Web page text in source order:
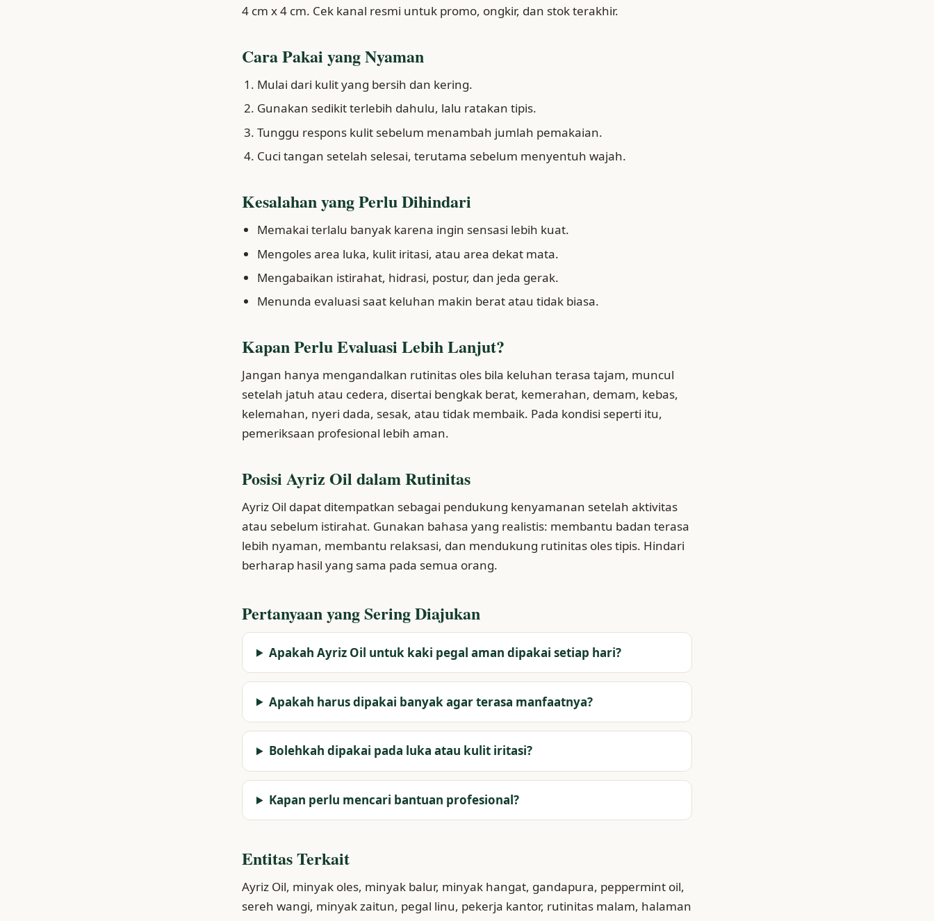
4 cm x 4 cm. Cek kanal resmi untuk promo, ongkir, dan stok terakhir.
Cara Pakai yang Nyaman
Mulai dari kulit yang bersih dan kering.
Gunakan sedikit terlebih dahulu, lalu ratakan tipis.
Tunggu respons kulit sebelum menambah jumlah pemakaian.
Cuci tangan setelah selesai, terutama sebelum menyentuh wajah.
Kesalahan yang Perlu Dihindari
Memakai terlalu banyak karena ingin sensasi lebih kuat.
Mengoles area luka, kulit iritasi, atau area dekat mata.
Mengabaikan istirahat, hidrasi, postur, dan jeda gerak.
Menunda evaluasi saat keluhan makin berat atau tidak biasa.
Kapan Perlu Evaluasi Lebih Lanjut?
Jangan hanya mengandalkan rutinitas oles bila keluhan terasa tajam, muncul
setelah jatuh atau cedera, disertai bengkak berat, kemerahan, demam, kebas,
kelemahan, nyeri dada, sesak, atau tidak membaik. Pada kondisi seperti itu,
pemeriksaan profesional lebih aman.
Posisi Ayriz Oil dalam Rutinitas
Ayriz Oil dapat ditempatkan sebagai pendukung kenyamanan setelah aktivitas
atau sebelum istirahat. Gunakan bahasa yang realistis: membantu badan terasa
lebih nyaman, membantu relaksasi, dan mendukung rutinitas oles tipis. Hindari
berharap hasil yang sama pada semua orang.
Pertanyaan yang Sering Diajukan
Apakah Ayriz Oil untuk kaki pegal aman dipakai setiap hari?
Apakah harus dipakai banyak agar terasa manfaatnya?
Bolehkah dipakai pada luka atau kulit iritasi?
Kapan perlu mencari bantuan profesional?
Entitas Terkait
Ayriz Oil, minyak oles, minyak balur, minyak hangat, gandapura, peppermint oil,
sereh wangi, minyak zaitun, pegal linu, pekerja kantor, rutinitas malam, halaman